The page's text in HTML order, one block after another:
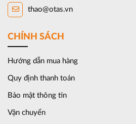
thao@otas.vn
CHÍNH SÁCH
Hướng dẫn mua hàng
Quy định thanh toán
Bảo mật thông tin
Vận chuyển